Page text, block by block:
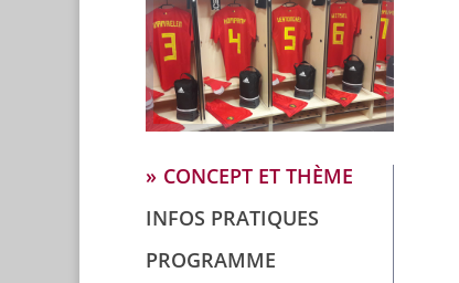
CONCEPT ET THÈME
INFOS PRATIQUES
PROGRAMME